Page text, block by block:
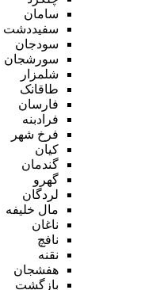
سامان
سفیددشت
سودجان
سورشجان
شلمزار
طاقانک
فارسان
فرادبنه
فرخ شهر
کیان
گندمان
گهرو
لردگان
مال خلیفه
ناغان
نافچ
نقنه
هفشجان
بازگشت